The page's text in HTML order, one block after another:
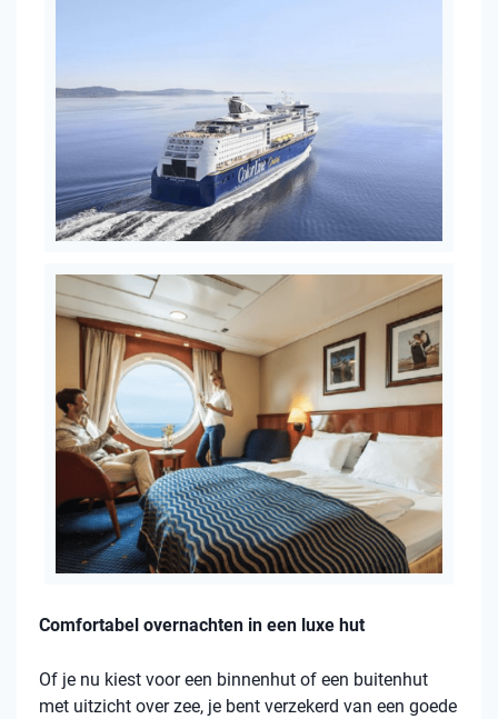
Comfortabel overnachten in een luxe hut
Of je nu kiest voor een binnenhut of een buitenhut
met uitzicht over zee, je bent verzekerd van een goede